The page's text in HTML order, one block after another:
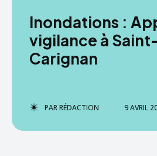
Inondations :
vigilance à
Carignan
PARRÉDACTION 9 AVRIL